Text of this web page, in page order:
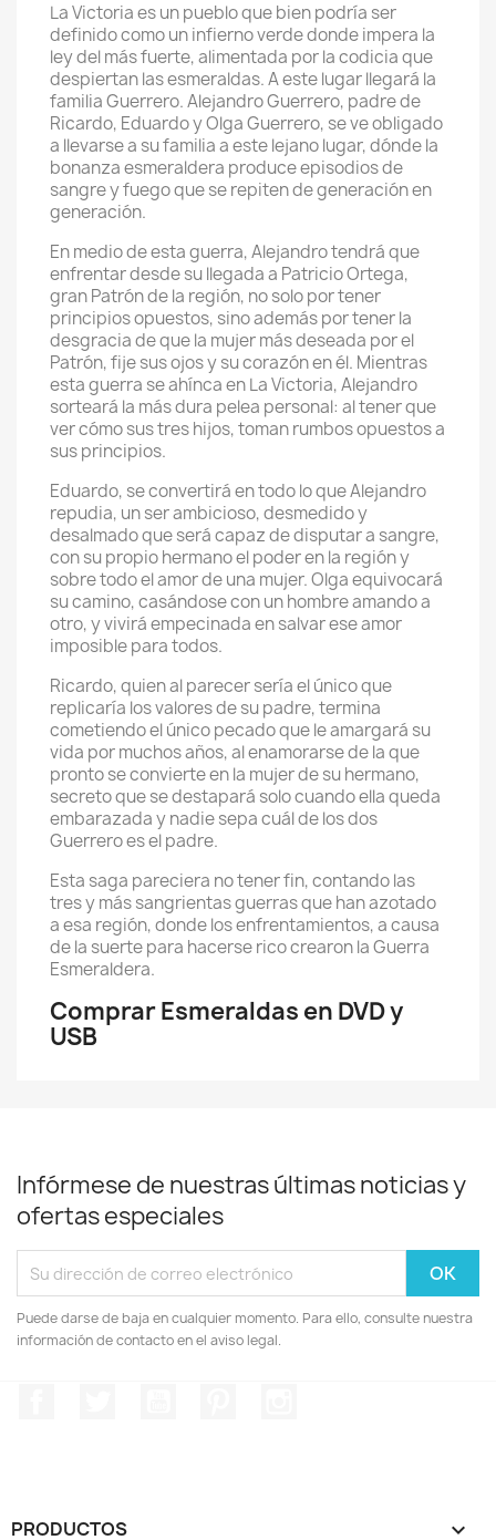
La Victoria es un pueblo que bien podría ser
definido como un infierno verde donde impera la
ley del más fuerte, alimentada por la codicia que
despiertan las esmeraldas. A este lugar llegará la
familia Guerrero. Alejandro Guerrero, padre de
Ricardo, Eduardo y Olga Guerrero, se ve obligado
a llevarse a su familia a este lejano lugar, dónde la
bonanza esmeraldera produce episodios de
sangre y fuego que se repiten de generación en
generación.
En medio de esta guerra, Alejandro tendrá que
enfrentar desde su llegada a Patricio Ortega,
gran Patrón de la región, no solo por tener
principios opuestos, sino además por tener la
desgracia de que la mujer más deseada por el
Patrón, fije sus ojos y su corazón en él. Mientras
esta guerra se ahínca en La Victoria, Alejandro
sorteará la más dura pelea personal: al tener que
ver cómo sus tres hijos, toman rumbos opuestos a
sus principios.
Eduardo, se convertirá en todo lo que Alejandro
repudia, un ser ambicioso, desmedido y
desalmado que será capaz de disputar a sangre,
con su propio hermano el poder en la región y
sobre todo el amor de una mujer. Olga equivocará
su camino, casándose con un hombre amando a
otro, y vivirá empecinada en salvar ese amor
imposible para todos.
Ricardo, quien al parecer sería el único que
replicaría los valores de su padre, termina
cometiendo el único pecado que le amargará su
vida por muchos años, al enamorarse de la que
pronto se convierte en la mujer de su hermano,
secreto que se destapará solo cuando ella queda
embarazada y nadie sepa cuál de los dos
Guerrero es el padre.
Esta saga pareciera no tener fin, contando las
tres y más sangrientas guerras que han azotado
a esa región, donde los enfrentamientos, a causa
de la suerte para hacerse rico crearon la Guerra
Esmeraldera.
Comprar Esmeraldas en DVD y
USB
Infórmese de nuestras últimas noticias y
ofertas especiales
Puede darse de baja en cualquier momento. Para ello, consulte nuestra
información de contacto en el aviso legal.
PRODUCTOS 